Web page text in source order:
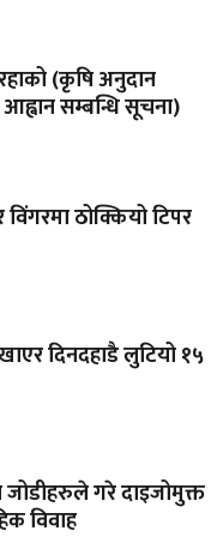
(कृषि अनुदान
आह्वान सम्बन्धि सूचना)
विंगरमा ठोक्कियो टिपर
दिनदहाडै लुटियो १५
गरे दाइजोमुक्त
विवाह